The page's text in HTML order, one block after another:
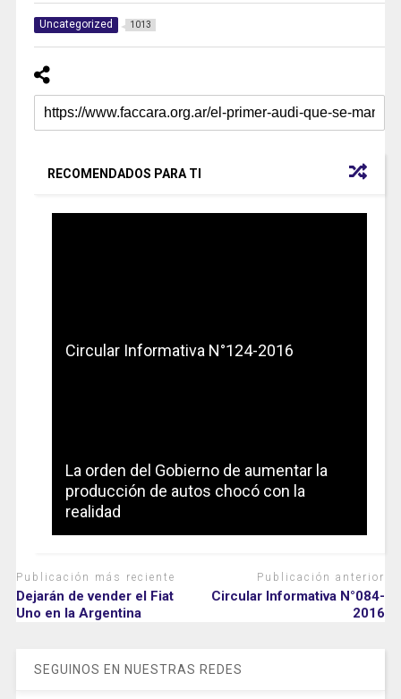
Uncategorized 1013
RECOMENDADOS PARA TI
Circular Informativa N°124-2016
La orden del Gobierno de aumentar la
producción de autos chocó con la
realidad
Publicación más reciente
Dejarán de vender el Fiat
Uno en la Argentina
Publicación anterior
Circular Informativa N°084-
2016
SEGUINOS EN NUESTRAS REDES